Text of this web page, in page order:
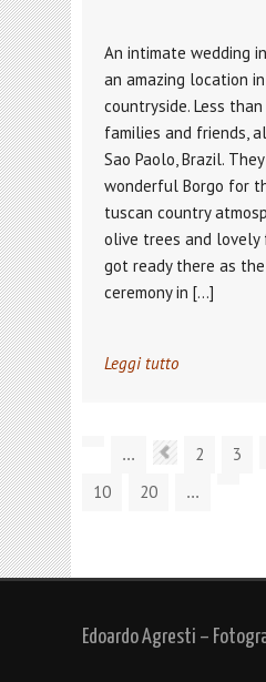
An intimate wedding
an amazing location
countryside. Less
families and friends,
Sao Paolo, Brazil.
wonderful Borgo for
tuscan country
olive trees and lovely
got ready there as
ceremony in […]
Leggi tutto
... 2 3
10
20 ...
Edoardo Agresti –